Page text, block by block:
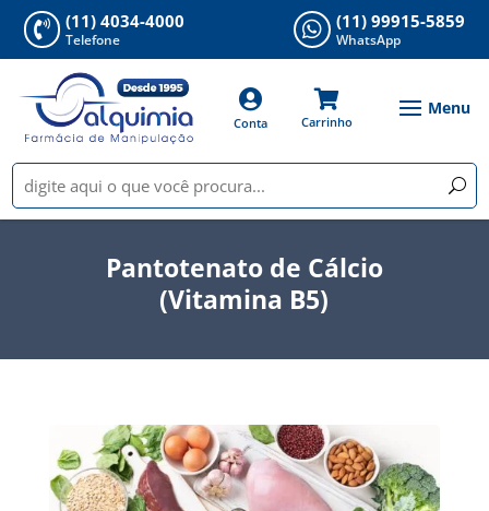
 (11) 4034-4000
Telefone  (11) 99915-5859
WhatsApp

Conta

Carrinho
Pantotenato de Cálcio
(Vitamina B5)